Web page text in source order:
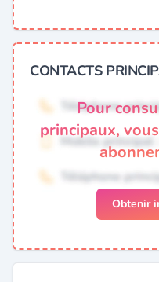
CONTACTS
Pour
principaux,
Obtenir